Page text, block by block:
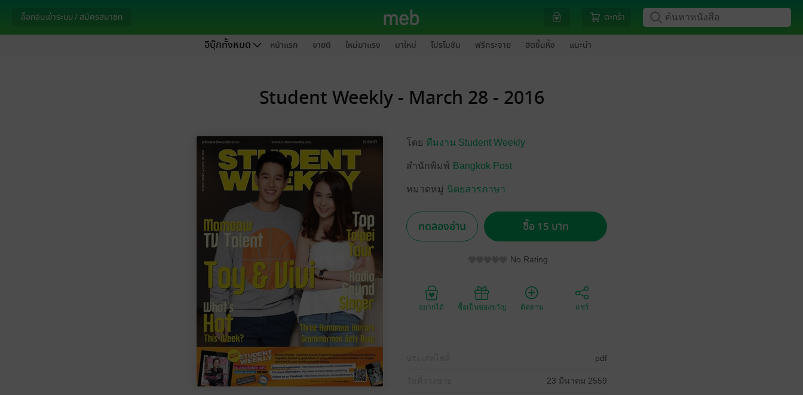
ล็อกอินเข้าระบบ / สมัครสมาชิก ตะกร้า
อีบุ๊กทั้งหมด หน้าแรก ขายดี ใหม่มาแรง มาใหม่ โปรโมชัน ฟรีกระจาย ฮิตขึ้นหิ้ง แนะนำ
Student Weekly - March 28 - 2016
โดย ทีมงาน Student Weekly
สำนักพิมพ์ Bangkok Post
หมวดหมู่ นิตยสารภาษา
ทดลองอ่าน ซื้อ 15 บาท
No Rating
อยากได้ ซื้อเป็นของขวัญ ติดตาม แชร์
pdf
23 มีนาคม 2559